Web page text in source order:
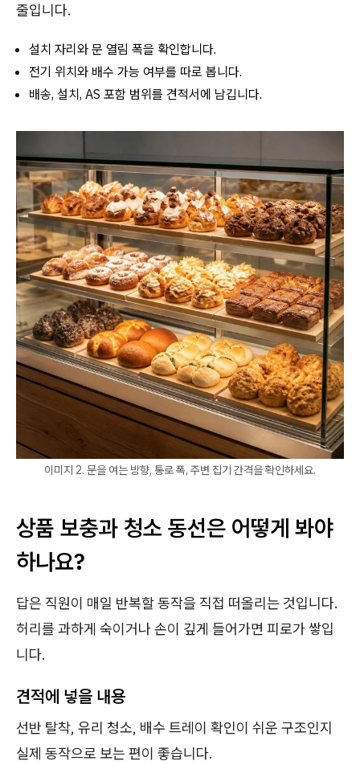
줄입니다.
설치 자리와 문 열림 폭을 확인합니다.
전기 위치와 배수 가능 여부를 따로 봅니다.
배송, 설치, AS 포함 범위를 견적서에 남깁니다.
이미지 2. 문을 여는 방향, 통로 폭, 주변 집기 간격을 확인하세요.
상품 보충과 청소 동선은 어떻게 봐야
하나요?
답은 직원이 매일 반복할 동작을 직접 떠올리는 것입니다.
허리를 과하게 숙이거나 손이 깊게 들어가면 피로가 쌓입
니다.
견적에 넣을 내용
선반 탈착, 유리 청소, 배수 트레이 확인이 쉬운 구조인지
실제 동작으로 보는 편이 좋습니다.